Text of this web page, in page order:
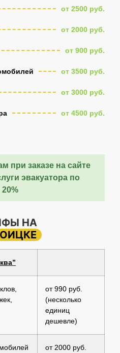
от 2500 руб.
от 2000 руб.
от 900 руб.
от 3500 руб.
от 3000 руб.
от 4500 руб.
при заказе на сайте
эвакуатора по
НА
от 990 руб.
(несколько
единиц
дешевле)
от 2000 руб.